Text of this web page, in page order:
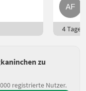
4 Tage
zu
registrierte Nutzer.